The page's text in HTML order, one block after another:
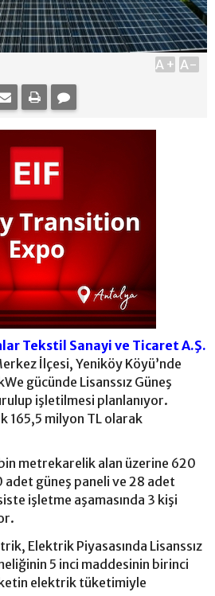
A+ A-
Tekstil Sanayi ve Ticaret A.Ş.
İlçesi, Yeniköy Köyü’nde
gücünde Lisanssız Güneş
işletilmesi planlanıyor.
165,5 milyon TL olarak
metrekarelik alan üzerine 620
adet güneş paneli ve 28 adet
işletme aşamasında 3 kişi
Elektrik Piyasasında Lisanssız
5 inci maddesinin birinci
elektrik tüketimiyle